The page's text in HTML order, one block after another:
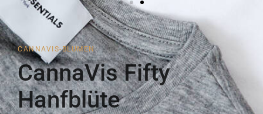
CANNAVIS-BLUMEN
CannaVis Fifty
Hanfblüte